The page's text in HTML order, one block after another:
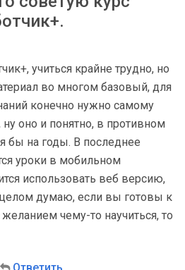
учиться крайне трудно, но
во многом базовый, для
конечно нужно самому
оно и понятно, в противном
бы на годы. В последнее
уроки в мобильном
использовать веб версию,
думаю, если вы готовы к
чему-то научиться, то